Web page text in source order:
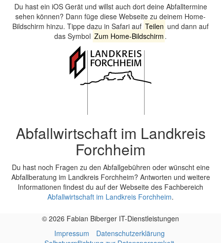
Du hast ein iOS Gerät und willst auch dort deine Abfalltermine
sehen können? Dann füge diese Webseite zu deinem Home-
Bildschirm hinzu. Tippe dazu in Safari auf Teilen und dann auf
das Symbol Zum Home-Bildschirm .
Abfallwirtschaft im Landkreis
Forchheim
Du hast noch Fragen zu den Abfallgebühren oder wünscht eine
Abfallberatung im Landkreis Forchheim? Antworten und weitere
Informationen findest du auf der Webseite des Fachbereich
Abfallwirtschaft im Landkreis Forchheim.
© 2026 Fabian Biberger IT-Dienstleistungen
Impressum
Datenschutzerklärung